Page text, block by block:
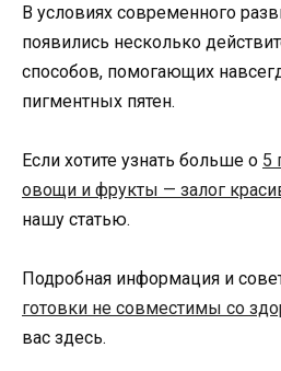
В условиях современного
появились несколько
способов, помогающих
пигментных пятен.
Если хотите узнать больше о 5
овощи и фрукты — залог
нашу статью.
Подробная информация и
готовки не совместимы со
вас здесь.